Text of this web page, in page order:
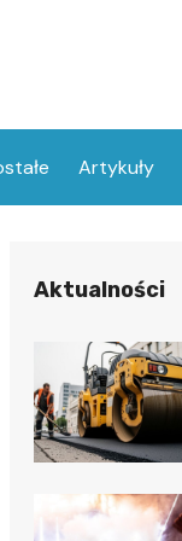
Artykuły
Aktualności